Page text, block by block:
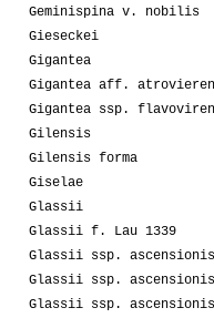
Geminispina v. nobilis
Gieseckei
Gigantea
Gigantea aff.
Gigantea ssp.
Gilensis
Gilensis forma
Giselae
Glassii
Glassii f. Lau 1339
Glassii ssp. ascensionis
Glassii ssp.
Glassii ssp.